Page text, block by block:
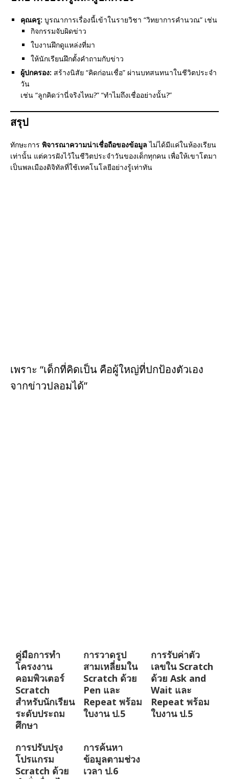
คุณครู: บูรณาการเรื่องนี้เข้าในรายวิชา “วิทยาการคำนวณ” เช่น
กิจกรรมจับผิดข่าว
ใบงานฝึกดูแหล่งที่มา
ให้นักเรียนฝึกตั้งคำถามกับข่าว
ผู้ปกครอง: สร้างนิสัย “คิดก่อนเชื่อ” ผ่านบทสนทนาในชีวิตประจำ
วัน
เช่น “ลูกคิดว่านี่จริงไหม?” “ทำไมถึงเชื่ออย่างนั้น?”
สรุป
ทักษะการ พิจารณาความน่าเชื่อถือของข้อมูล ไม่ได้มีแค่ในห้องเรียน
เท่านั้น แต่ควรฝังไว้ในชีวิตประจำวันของเด็กทุกคน เพื่อให้เขาโตมา
เป็นพลเมืองดิจิทัลที่ใช้เทคโนโลยีอย่างรู้เท่าทัน
เพราะ “เด็กที่คิดเป็น คือผู้ใหญ่ที่ปกป้องตัวเอง
จากข่าวปลอมได้”
คู่มือการทำ
โครงงาน
คอมพิวเตอร์
Scratch
สำหรับนักเรียน
ระดับประถม
ศึกษา
การวาดรูป
สามเหลี่ยมใน
Scratch ด้วย
Pen และ
Repeat พร้อม
ใบงาน ป.5
การรับค่าตัว
เลขใน Scratch
ด้วย Ask and
Wait และ
Repeat พร้อม
ใบงาน ป.5
การปรับปรุง
โปรแกรม
Scratch ด้วย
การค้นหา
ข้อมูลตามช่วง
เวลา ป.6